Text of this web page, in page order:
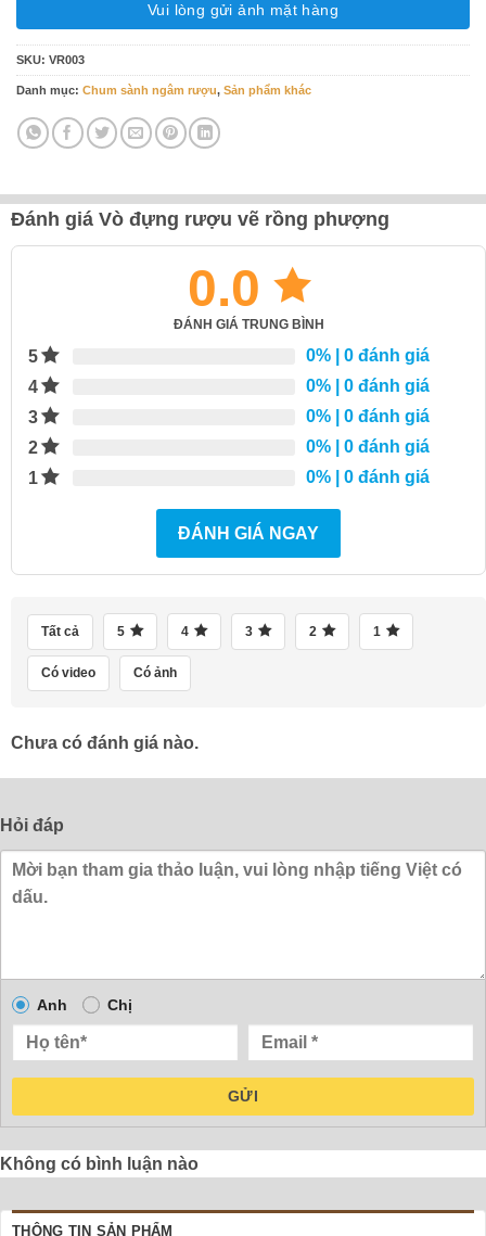
Vui lòng gửi ảnh mặt hàng
SKU: VR003
Danh mục: Chum sành ngâm rượu, Sản phẩm khác
Đánh giá Vò đựng rượu vẽ rồng phượng
0.0
ĐÁNH GIÁ TRUNG BÌNH
5 0% | 0 đánh giá
4
0% | 0 đánh giá
3
0% | 0 đánh giá
2
0% | 0 đánh giá
1
0% | 0 đánh giá
ĐÁNH GIÁ NGAY
Tất cả 5 4 3 2 1
Có video Có ảnh
Chưa có đánh giá nào.
Hỏi đáp
Anh Chị
GỬI
Không có bình luận nào
THÔNG TIN SẢN PHẨM